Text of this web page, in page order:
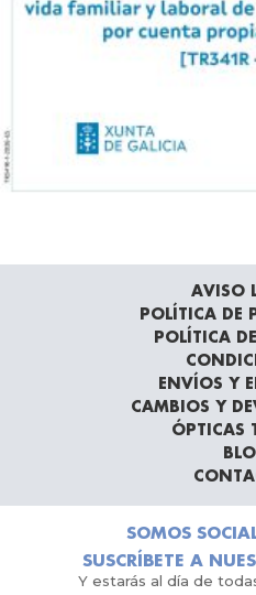
AVISO
POLÍTICA DE
POLÍTICA
ENVÍOS Y
CAMBIOS Y
ÓPTICAS
SOMOS
SUSCRÍBETE A
Y estarás al día de